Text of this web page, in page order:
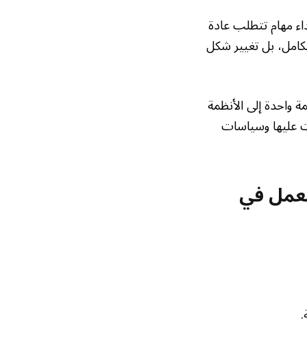
مهام تتطلب عادة
بل تغيير شكل
إلى الأنظمة
عليها وسياسات
في